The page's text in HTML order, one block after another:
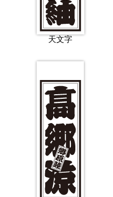
天文字